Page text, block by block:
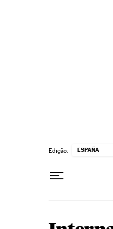
Edição: ESPAÑA